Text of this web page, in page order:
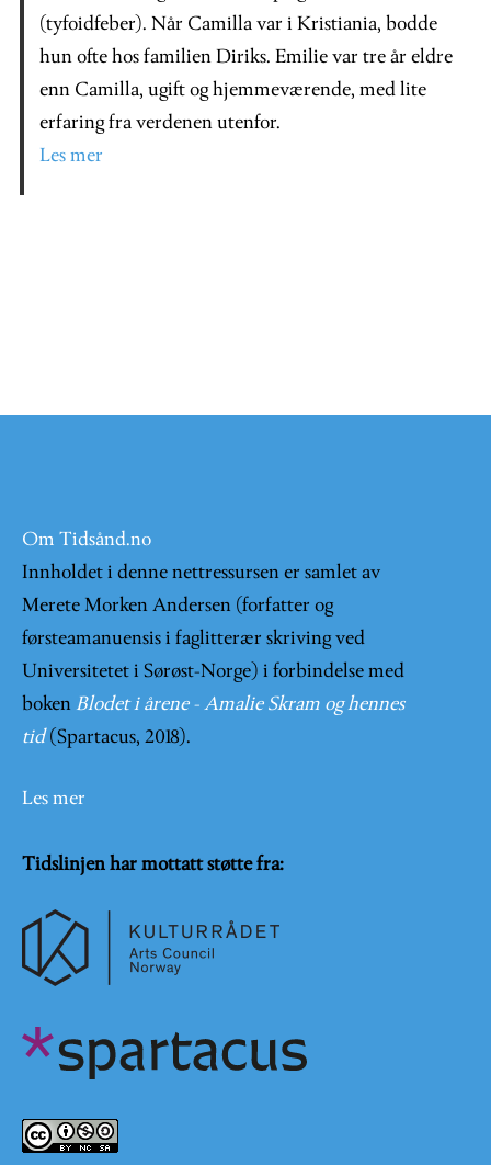
(tyfoidfeber). Når Camilla var i Kristiania, bodde
hun ofte hos familien Diriks. Emilie var tre år eldre
enn Camilla, ugift og hjemmeværende, med lite
erfaring fra verdenen utenfor.
Les mer
Om Tidsånd.no
Innholdet i denne nettressursen er samlet av
Merete Morken Andersen (forfatter og
førsteamanuensis i faglitterær skriving ved
Universitetet i Sørøst-Norge) i forbindelse med
boken Blodet i årene - Amalie Skram og hennes
tid (Spartacus, 2018).
Les mer
Tidslinjen har mottatt støtte fra: